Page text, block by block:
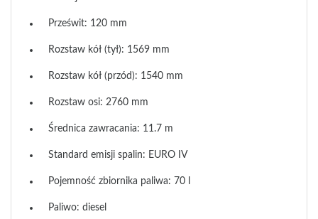
Prześwit: 120 mm
Rozstaw kół (tył): 1569 mm
Rozstaw kół (przód): 1540 mm
Rozstaw osi: 2760 mm
Średnica zawracania: 11.7 m
Standard emisji spalin: EURO IV
Pojemność zbiornika paliwa: 70 l
Paliwo: diesel